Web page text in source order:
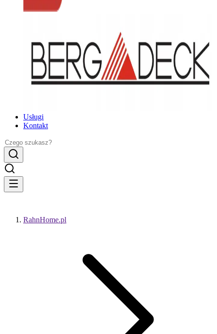
Usługi
Kontakt
RahnHome.pl